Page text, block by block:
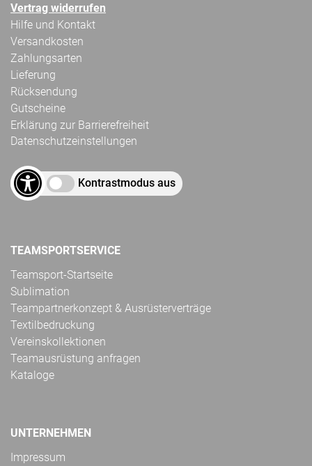
Vertrag widerrufen
Hilfe und Kontakt
Versandkosten
Zahlungsarten
Lieferung
Rücksendung
Gutscheine
Erklärung zur Barrierefreiheit
Datenschutzeinstellungen
Kontrastmodus aus
TEAMSPORTSERVICE
Teamsport-Startseite
Sublimation
Teampartnerkonzept & Ausrüsterverträge
Textilbedruckung
Vereinskollektionen
Teamausrüstung anfragen
Kataloge
UNTERNEHMEN
Impressum